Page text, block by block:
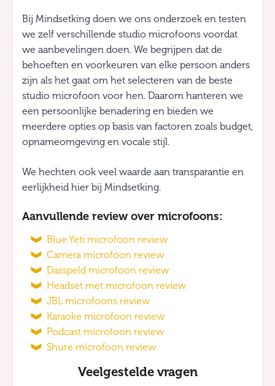
Bij Mindsetking doen we ons onderzoek en testen
we zelf verschillende studio microfoons voordat
we aanbevelingen doen. We begrijpen dat de
behoeften en voorkeuren van elke persoon anders
zijn als het gaat om het selecteren van de beste
studio microfoon voor hen. Daarom hanteren we
een persoonlijke benadering en bieden we
meerdere opties op basis van factoren zoals budget,
opnameomgeving en vocale stijl.
We hechten ook veel waarde aan transparantie en
eerlijkheid hier bij Mindsetking.
Aanvullende review over microfoons:
Blue Yeti microfoon review
Camera microfoon review
Dasspeld microfoon review
Headset met microfoon review
JBL microfoons review
Karaoke microfoon review
Podcast microfoon review
Shure microfoon review
Veelgestelde vragen